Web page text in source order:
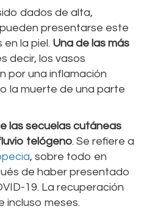
dados de alta,
presentarse este
la piel. Una de las más
decir, los vasos
por una inflamación
la muerte de una parte
las secuelas cutáneas
telógeno. Se refiere a
, sobre todo en
de haber presentado
19. La recuperación
incluso meses.